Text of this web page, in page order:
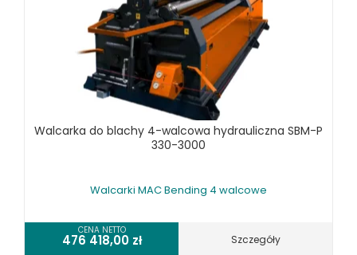
URZĄDZENIA WARSZTATOWE I TRANSPORTOWE
SPRZĘT CZYSZCZĄCY
SPRĘŻARKI I NARZĘDZIA PNEUMATYCZNE
SPRZĘT SPAWALNICZY
RÓŻNE OKAZJE
Walcarka do blachy 4-walcowa hydrauliczna SBM-P
330-3000
Walcarki MAC Bending 4 walcowe
CENA NETTO
476 418,00 zł Szczegóły